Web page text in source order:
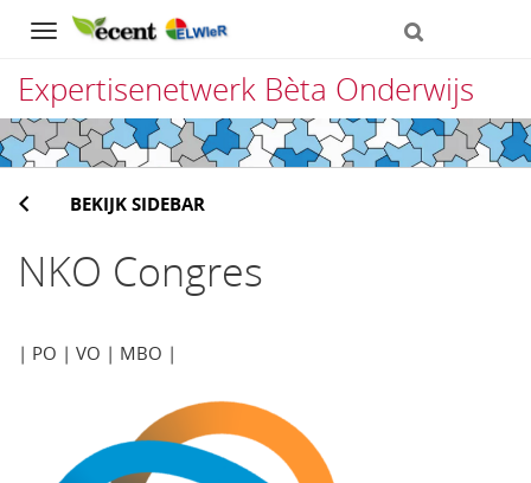
Navigation
Expertisenetwerk Bèta Onderwijs
Direct
naar
het
inhoud
BEKIJK SIDEBAR
NKO Congres
| PO | VO | MBO |